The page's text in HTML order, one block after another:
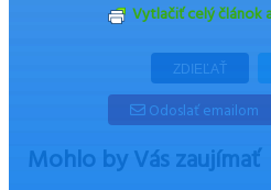
Vytlačiť celý článok
ZDIEĽAŤ
Odoslať emailom
Mohlo by Vás zaujímať